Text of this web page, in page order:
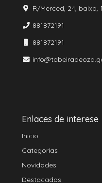
R/Merced, 24, baixo,
881872191
881872191
Enlaces de interese
Inicio
Categorías
Novidades
Destacados